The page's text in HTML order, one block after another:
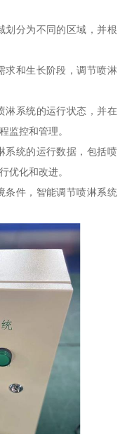
划分为不同的区域，并根
求和生长阶段，调节喷淋
淋系统的运行状态，并在
监控和管理。
系统的运行数据，包括喷
优化和改进。
条件，智能调节喷淋系统